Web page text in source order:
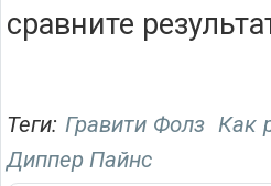
сравните
Теги: Гравити Фолз Как
Диппер Пайнс